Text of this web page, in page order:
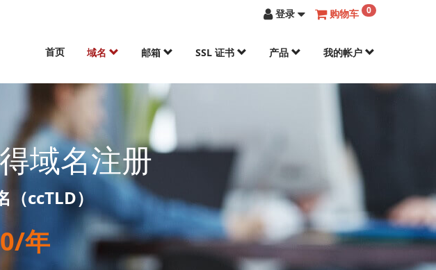
登录 购物车 0
首页 域名 邮箱 SSL 证书 产品 我的帐户
域名注册
（ccTLD）
年